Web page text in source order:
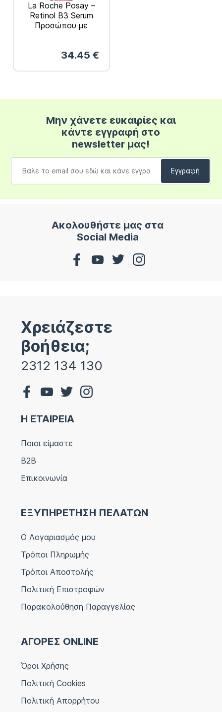
La Roche Posay –
Retinol B3 Serum
Προσώπου με
34.45 €
Μην χάνετε ευκαιρίες και
κάντε εγγραφή στο
newsletter μας!
Ακολουθήστε μας στα
Social Media
Χρειάζεστε
βοήθεια;
2312 134 130
Η ΕΤΑΙΡΕΙΑ
Ποιοι είμαστε
B2B
Επικοινωνία
ΕΞΥΠΗΡΕΤΗΣΗ ΠΕΛΑΤΩΝ
Ο Λογαριασμός μου
Τρόποι Πληρωμής
Τρόποι Αποστολής
Πολιτική Επιστροφών
Παρακολούθηση Παραγγελίας
ΑΓΟΡΕΣ ONLINE
Όροι Χρήσης
Πολιτική Cookies
Πολιτική Απορρήτου